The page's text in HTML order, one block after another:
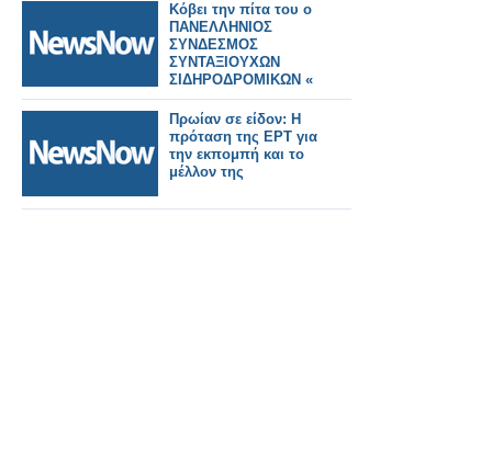
Κόβει την πίτα του ο
ΠAΝΕΛΛΗΝΙΟΣ
ΣΥΝΔΕΣΜΟΣ
ΣΥΝΤΑΞΙΟΥΧΩΝ
ΣΙΔΗΡΟΔΡΟΜΙΚΩΝ «
Η ΕΝΟΤΗΤΑ »
Πρωίαν σε είδον: Η
πρόταση της ΕΡΤ για
την εκπομπή και το
μέλλον της